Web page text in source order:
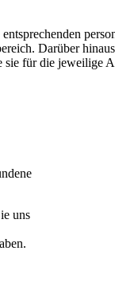
Darüber
sie für die jeweilige
uns